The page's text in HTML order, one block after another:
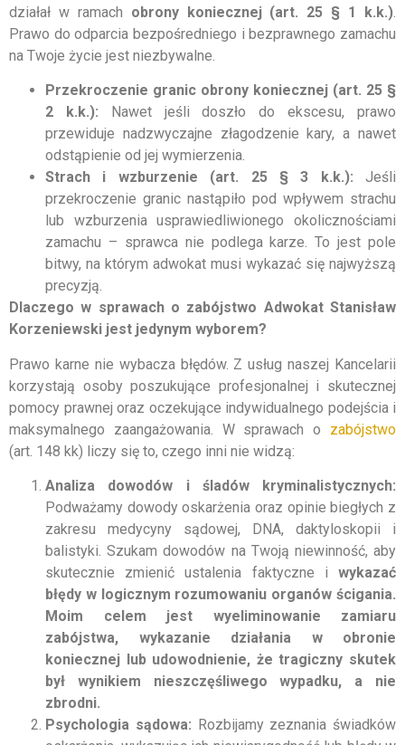
działał w ramach obrony koniecznej (art. 25 § 1 k.k.).
Prawo do odparcia bezpośredniego i bezprawnego zamachu
na Twoje życie jest niezbywalne.
Przekroczenie granic obrony koniecznej (art. 25 §
2 k.k.):
Nawet jeśli doszło do ekscesu, prawo
przewiduje nadzwyczajne złagodzenie kary, a nawet
odstąpienie od jej wymierzenia.
Strach i wzburzenie (art. 25 § 3 k.k.): Jeśli
przekroczenie granic nastąpiło pod wpływem strachu
lub wzburzenia usprawiedliwionego okolicznościami
zamachu – sprawca nie podlega karze. To jest pole
bitwy, na którym adwokat musi wykazać się najwyższą
precyzją.
Dlaczego w sprawach o zabójstwo Adwokat Stanisław
Korzeniewski jest jedynym wyborem?
Prawo karne nie wybacza błędów. Z usług naszej Kancelarii
korzystają osoby poszukujące profesjonalnej i skutecznej
pomocy prawnej oraz oczekujące indywidualnego podejścia i
maksymalnego zaangażowania. W sprawach o zabójstwo
(art. 148 kk) liczy się to, czego inni nie widzą:
Analiza dowodów i śladów kryminalistycznych:
Podważamy dowody oskarżenia oraz opinie biegłych z
zakresu medycyny sądowej, DNA, daktyloskopii i
balistyki. Szukam dowodów na Twoją niewinność, aby
skutecznie zmienić ustalenia faktyczne i wykazać
błędy w logicznym rozumowaniu organów ścigania.
Moim celem jest wyeliminowanie zamiaru
zabójstwa, wykazanie działania w obronie
koniecznej lub udowodnienie, że tragiczny skutek
był wynikiem nieszczęśliwego wypadku, a nie
zbrodni.
Psychologia sądowa: Rozbijamy zeznania świadków